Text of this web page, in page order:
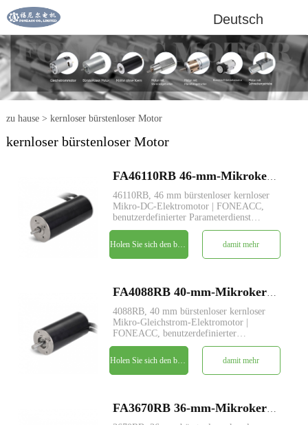
Deutsch
zu hause> kernloser bürstenloser Motor
kernloser bürstenloser Motor
46110RB, 46 mm bürstenloser kernloser
Mikro-DC-Elektromotor | FONEACC,
benutzerdefinierter Parameterdienst
verfügbar.
damit mehr
4088RB, 40 mm bürstenloser kernloser
Mikro-Gleichstrom-Elektromotor |
FONEACC, benutzerdefinierter
Parameterdienst verfügbar.
damit mehr